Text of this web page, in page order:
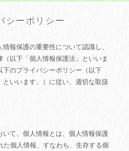
シーポリシー
報保護の重要性について認識し、
以下「個人情報保護法」といいま
のプライバシーポリシー（以下
といいます。）に従い、適切な取扱
て、個人情報とは、個人情報保護
た個人情報、すなわち、生存する個